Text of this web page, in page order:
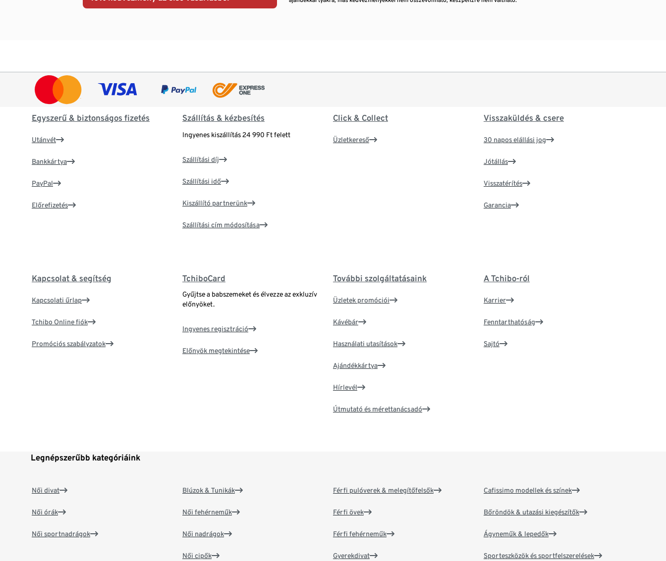
Egyszerű & biztonságos fizetés
Utánvét
Bankkártya
PayPal
Előrefizetés
Szállítás & kézbesítés
Ingyenes kiszállítás 24 990 Ft felett
Szállítási díj
Szállítási idő
Kiszállító partnerünk
Szállítási cím módosítása
Click & Collect
Üzletkereső
Visszaküldés & csere
30 napos elállási jog
Jótállás
Visszatérítés
Garancia
Kapcsolat & segítség
Kapcsolati űrlap
Tchibo Online fiók
Promóciós szabályzatok
TchiboCard
Gyűjtse a babszemeket és élvezze az exkluzív
előnyöket.
Ingyenes regisztráció
Előnyök megtekintése
További szolgáltatásaink
Üzletek promóciói
Kávébár
Használati utasítások
Ajándékkártya
Hírlevél
Útmutató és mérettanácsadó
A Tchibo-ról
Karrier
Fenntarthatóság
Sajtó
Legnépszerűbb kategóriáink
Női divat
Női órák
Női sportnadrágok
Blúzok & Tunikák
Női fehérneműk
Női nadrágok
Női cipők
Férfi pulóverek & melegítőfelsők
Férfi övek
Férfi fehérneműk
Gyerekdivat
Cafissimo modellek és színek
Bőröndök & utazási kiegészítők
Ágyneműk & lepedők
Sporteszközök és sportfelszerelések